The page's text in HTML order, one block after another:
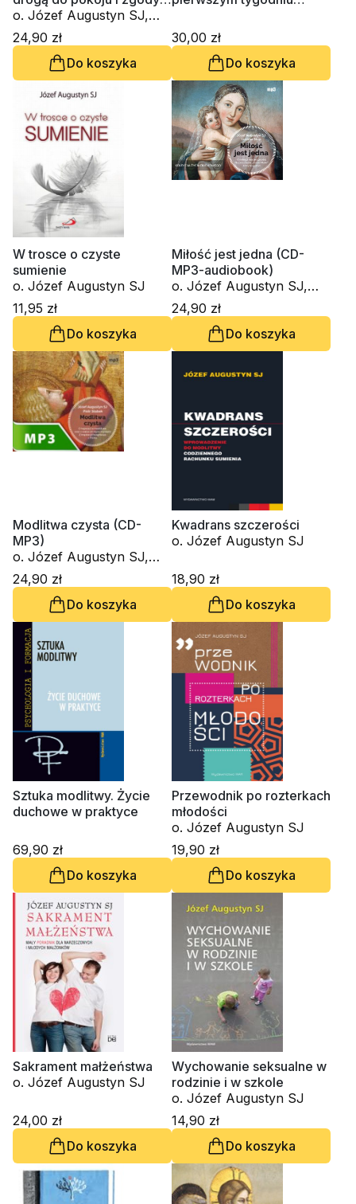
na życie (CD-MP3-
audiobook)
o. Józef Augustyn SJ,
Piotr Słabek
24,90 zł
Do koszyka
30,00 zł
Do koszyka
W trosce o czyste
sumienie
o. Józef Augustyn SJ
11,95 zł
Do koszyka
Miłość jest jedna (CD-
MP3-audiobook)
o. Józef Augustyn SJ,
Lucyna Słup
24,90 zł
Do koszyka
Modlitwa czysta (CD-
MP3)
o. Józef Augustyn SJ,
Piotr Słabek
24,90 zł
Do koszyka
Kwadrans szczerości
o. Józef Augustyn SJ
18,90 zł
Do koszyka
Sztuka modlitwy. Życie
duchowe w praktyce
69,90 zł
Do koszyka
Przewodnik po rozterkach
młodości
o. Józef Augustyn SJ
19,90 zł
Do koszyka
Sakrament małżeństwa
o. Józef Augustyn SJ
24,00 zł
Do koszyka
Wychowanie seksualne w
rodzinie i w szkole
o. Józef Augustyn SJ
14,90 zł
Do koszyka